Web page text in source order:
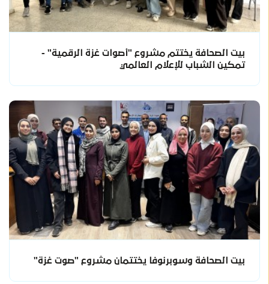
بيت الصحافة يختتم مشروع "أصوات غزة الرقمية" -
تمكين الشباب للإعلام العالمي
بيت الصحافة وسوبرنوفا يختتمان مشروع "صوت غزة"